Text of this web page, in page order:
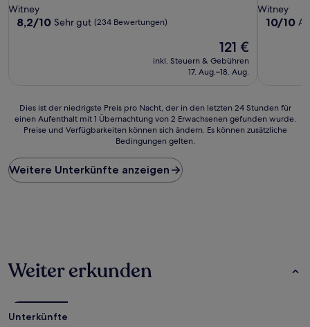
Sterne-
Unterkunft
Witney
8.2
8,2/10 Sehr gut (234 Bewertungen)
Der
Preis
beträgt
121 €
inkl. Steuern & Gebühren
17. Aug.–18. Aug.
Sterne-
Witney
10.0
10/10
Dies
ist
Preis
pro
Nacht,
einen
1 Übernachtung
von
Dies ist der niedrigste Preis pro Nacht, der in den letzten 24 Stunden für
einen Aufenthalt mit 1 Übernachtung von 2 Erwachsenen gefunden wurde.
Preise und Verfügbarkeiten können sich ändern. Es können zusätzliche
Bedingungen gelten.
Weitere Unterkünfte anzeigen
Weiter erkunden
Unterkünfte